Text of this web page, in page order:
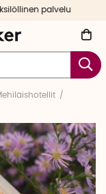
palvelu